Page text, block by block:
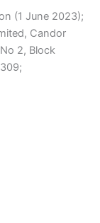
(1 June 2023);
Candor
2, Block